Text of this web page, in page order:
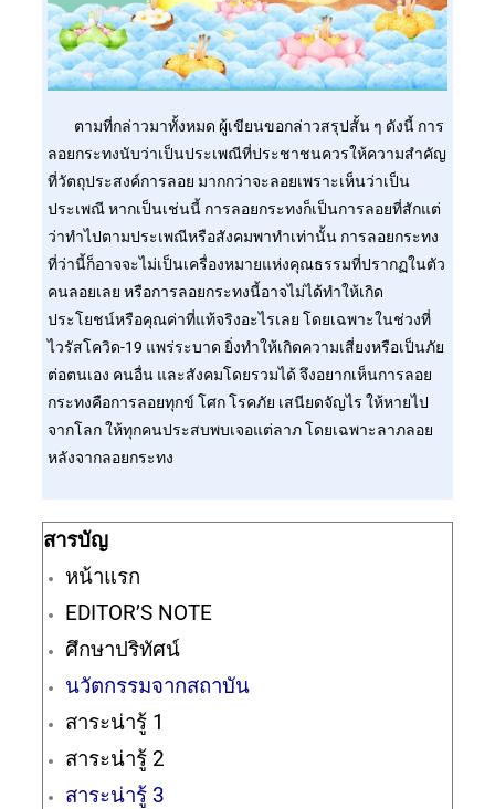
ตามที่กล่าวมาทั้งหมด ผู้เขียนขอกล่าวสรุปสั้น ๆ ดังนี้ การ
ลอยกระทงนับว่าเป็นประเพณีที่ประชาชนควรให้ความสำคัญ
ที่วัตถุประสงค์การลอย มากกว่าจะลอยเพราะเห็นว่าเป็น
ประเพณี หากเป็นเช่นนี้ การลอยกระทงก็เป็นการลอยที่สักแต่
ว่าทำไปตามประเพณีหรือสังคมพาทำเท่านั้น การลอยกระทง
ที่ว่านี้ก็อาจจะไม่เป็นเครื่องหมายแห่งคุณธรรมที่ปรากฏในตัว
คนลอยเลย หรือการลอยกระทงนี้อาจไม่ได้ทำให้เกิด
ประโยชน์หรือคุณค่าที่แท้จริงอะไรเลย โดยเฉพาะในช่วงที่
ไวรัสโควิด-19 แพร่ระบาด ยิ่งทำให้เกิดความเสี่ยงหรือเป็นภัย
ต่อตนเอง คนอื่น และสังคมโดยรวมได้ จึงอยากเห็นการลอย
กระทงคือการลอยทุกข์ โศก โรคภัย เสนียดจัญไร ให้หายไป
จากโลก ให้ทุกคนประสบพบเจอแต่ลาภ โดยเฉพาะลาภลอย
หลังจากลอยกระทง
สารบัญ
หน้าแรก
EDITOR’S NOTE
ศึกษาปริทัศน์
นวัตกรรมจากสถาบัน
สาระน่ารู้ 1
สาระน่ารู้ 2
สาระน่ารู้ 3